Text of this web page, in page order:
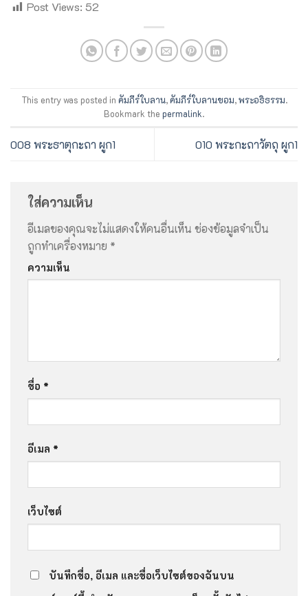
Post Views: 52
This entry was posted in คัมภีร์ใบลาน,คัมภีร์ใบลานขอม,พระอธิธรรม.
Bookmark the permalink.
008 พระธาตุกะถา ผูก1 010 พระกะถาวัตถุ ผูก1
ใส่ความเห็น
อีเมลของคุณจะไม่แสดงให้คนอื่นเห็น ช่องข้อมูลจำเป็น
ถูกทำเครื่องหมาย *
ความเห็น
ชื่อ *
อีเมล *
เว็บไซต์
บันทึกชื่อ, อีเมล และชื่อเว็บไซต์ของฉันบน